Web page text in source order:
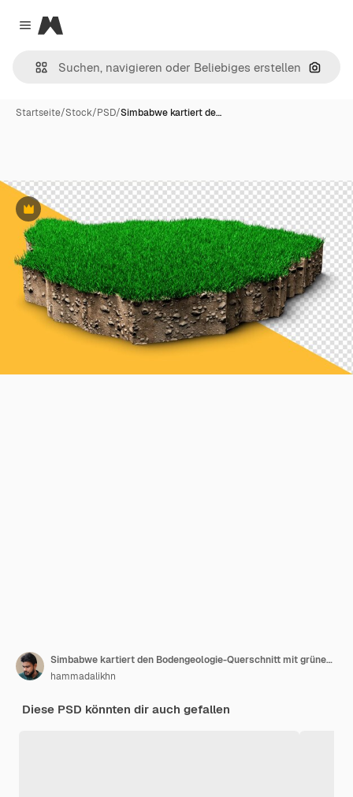
Close menu
Magnific
Nach
Startseite/Stock/PSD/Simbabwe kartiert de…
Premium
Simbabwe kartiert den Bodengeologie-Querschnitt mit grünem Gras und Felsbodentextur
hammadalikhn
Diese PSD könnten dir auch gefallen